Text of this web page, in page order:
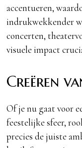
accentueren,
indrukwekkender
concerten,
visuele impact
Creëren
Of je nu gaat voor
feestelijke sfeer,
precies de juiste